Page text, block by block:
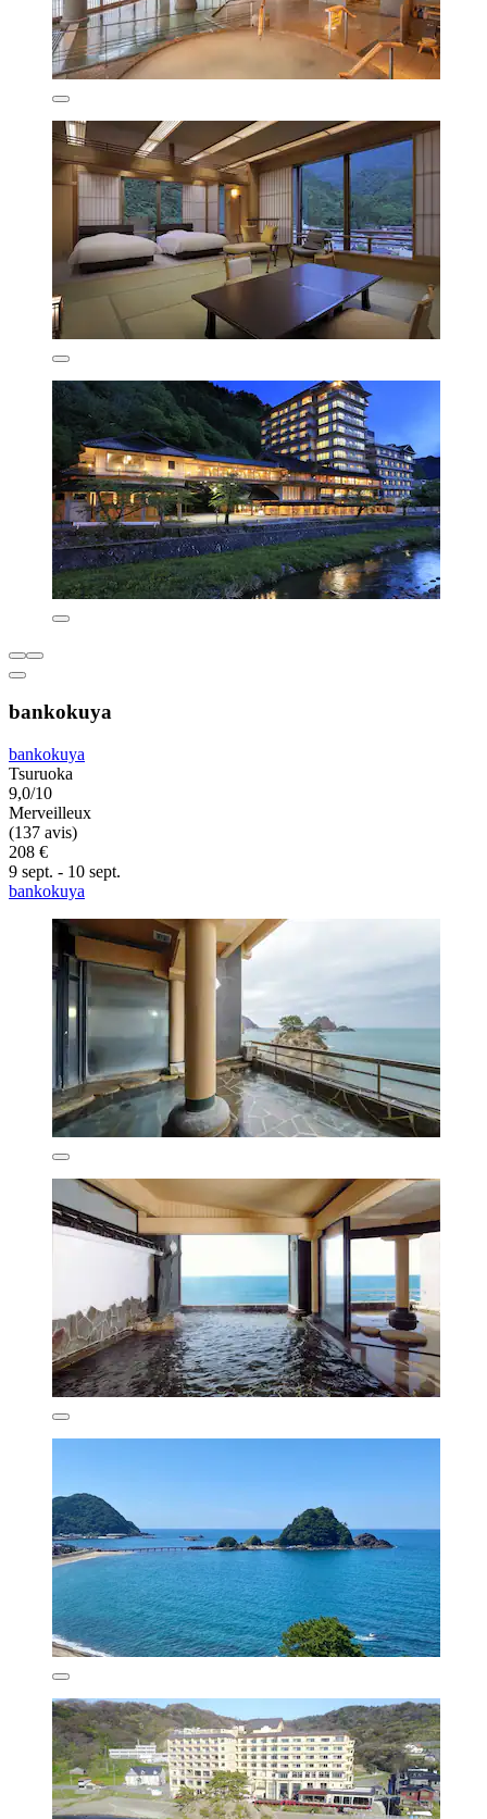
bankokuya
bankokuya
Tsuruoka
9,0/10
Merveilleux
(137 avis)
208 €
9 sept. - 10 sept.
bankokuya